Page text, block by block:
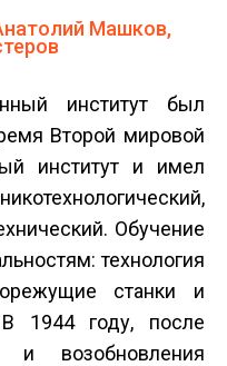
Машков,
институт был
Второй мировой
институт и имел
Обучение
технология
станки и
В 1944 году, после
и возобновления